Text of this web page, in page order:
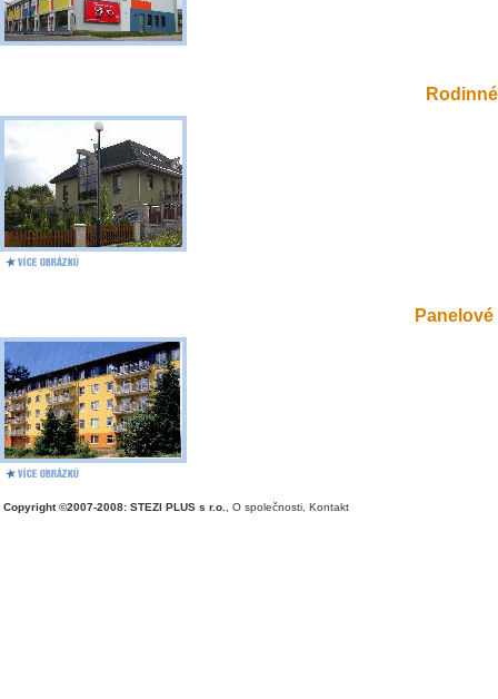
Panelové
Copyright ©2007-2008: STEZI PLUS s r.o. O společnosti Kontakt